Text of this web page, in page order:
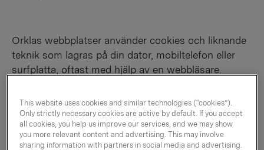
Orklas webbplatser använder cookies och liknande
teknik som lagras på din dator, mobiltelefon eller
surfplatta, oftast med hjälp av en webbläsare.
tillgång till olika webbfunktioner, skilja besökarna på
webbplatserna från varandra, analysera hur bra vår
webbplats och våra webbtjänster fungerar samt för
anpassad, intressebaserad marknadsföring. Det
This website uses cookies and similar technologies (“cookies”).
Only strictly necessary cookies are active by default. If you accept
all cookies, you help us improve our services, and we may show
you more relevant content and advertising. This may involve
sharing information with partners in social media and advertising.